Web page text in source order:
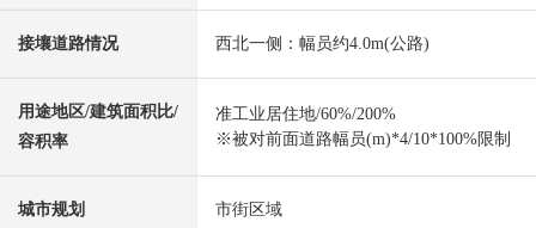
接壤道路情况 西北一侧：幅员约4.0m(公路)
用途地区/建筑面积比/
容积率
准工业居住地/60%/200%
※被对前面道路幅员(m)*4/10*100%限制
城市规划 市街区域